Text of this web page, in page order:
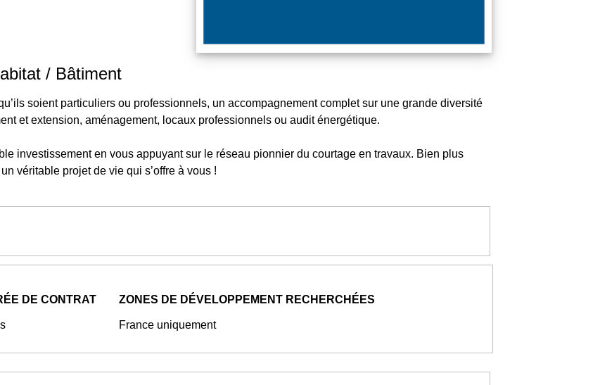
/ Bâtiment
soient particuliers ou professionnels, un accompagnement complet sur une grande diversité
et extension, aménagement, locaux professionnels ou audit énergétique.
investissement en vous appuyant sur le réseau pionnier du courtage en travaux. Bien plus
véritable projet de vie qui s’offre à vous !
DE CONTRAT ZONES DE DÉVELOPPEMENT RECHERCHÉES
France uniquement